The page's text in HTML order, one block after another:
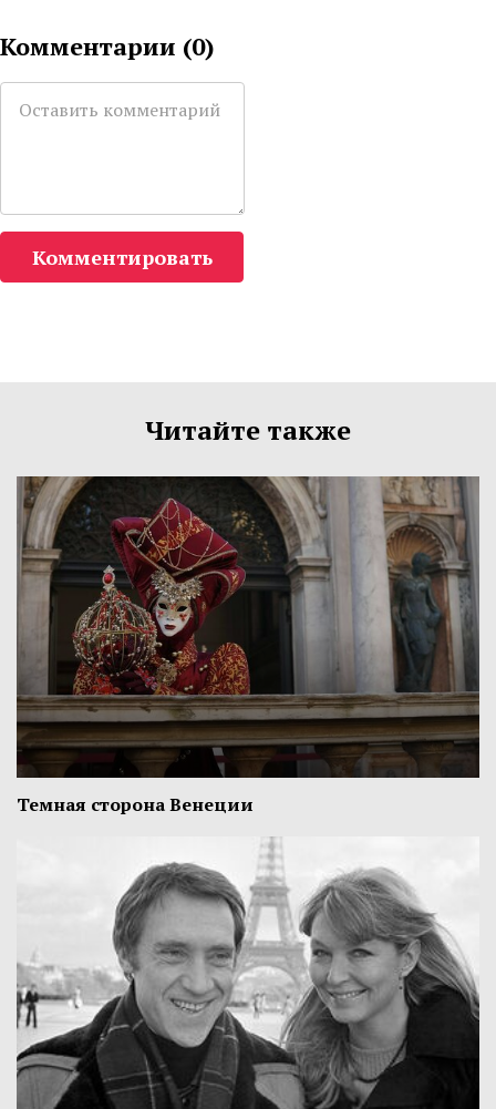
Комментарии (0)
Комментировать
Читайте также
Темная сторона Венеции